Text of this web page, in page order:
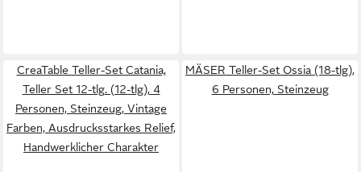
CreaTable Teller-Set Catania,
Teller Set 12-tlg. (12-tlg), 4
Personen, Steinzeug, Vintage
Farben, Ausdrucksstarkes Relief,
Handwerklicher Charakter
MÄSER Teller-Set Ossia (18-tlg),
6 Personen, Steinzeug